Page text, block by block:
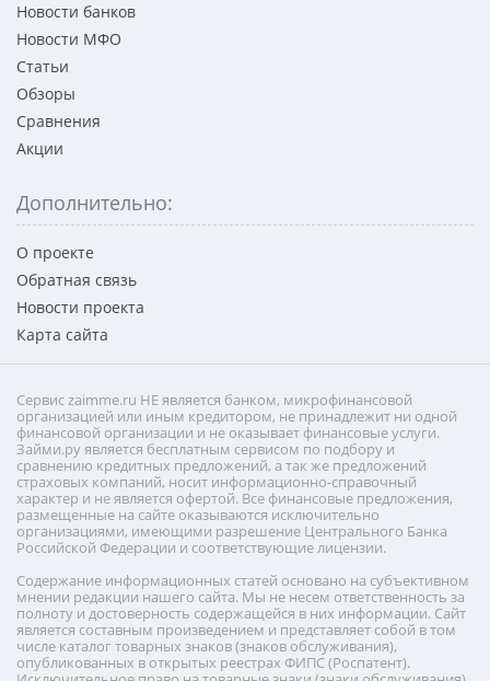
Новости банков
Новости МФО
Статьи
Обзоры
Сравнения
Акции
Дополнительно:
О проекте
Обратная связь
Новости проекта
Карта сайта
Сервис zaimme.ru НЕ является банком, микрофинансовой
организацией или иным кредитором, не принадлежит ни одной
финансовой организации и не оказывает финансовые услуги.
Займи.ру является бесплатным сервисом по подбору и
сравнению кредитных предложений, а так же предложений
страховых компаний, носит информационно-справочный
характер и не является офертой. Все финансовые предложения,
размещенные на сайте оказываются исключительно
организациями, имеющими разрешение Центрального Банка
Российской Федерации и соответствующие лицензии.
Содержание информационных статей основано на субъективном
мнении редакции нашего сайта. Мы не несем ответственность за
полноту и достоверность содержащейся в них информации. Сайт
является составным произведением и представляет собой в том
числе каталог товарных знаков (знаков обслуживания),
опубликованных в открытых реестрах ФИПС (Роспатент).